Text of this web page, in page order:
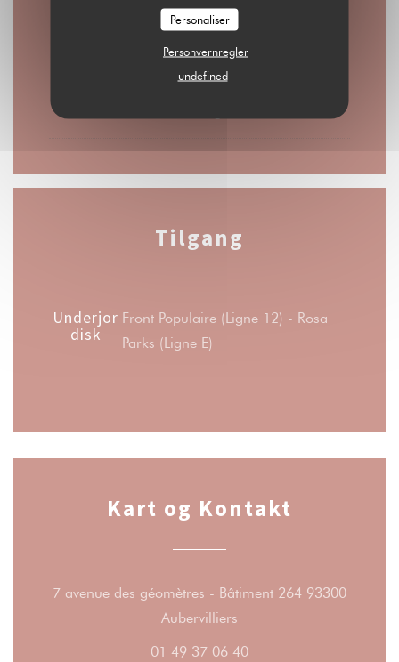
Personaliser
Personvernregler
undefined
Man-Fre
12:00 - 15:00
Lor-Son
Tilgang
Underjor
disk
Front Populaire (Ligne 12) - Rosa
Parks (Ligne E)
Kart og Kontakt
7 avenue des géomètres - Bâtiment 264 93300
Aubervilliers
01 49 37 06 40